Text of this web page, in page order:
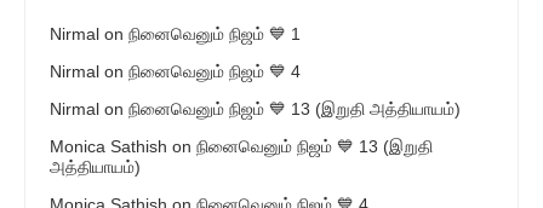
Nirmal on நினைவெனும் நிஜம் 💙 1
Nirmal on நினைவெனும் நிஜம் 💙 4
Nirmal on நினைவெனும் நிஜம் 💙 13 (இறுதி அத்தியாயம்)
Monica Sathish on நினைவெனும் நிஜம் 💙 13 (இறுதி
அத்தியாயம்)